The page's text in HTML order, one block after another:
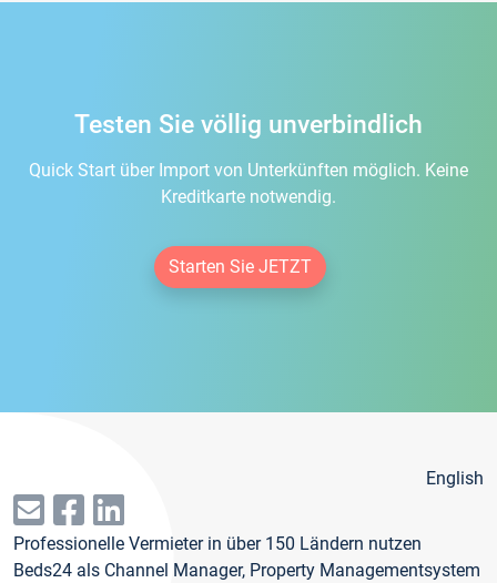
Testen Sie völlig unverbindlich
Quick Start über Import von Unterkünften möglich. Keine
Kreditkarte notwendig.
Starten Sie JETZT
English
Professionelle Vermieter in über 150 Ländern nutzen
Beds24 als Channel Manager, Property Managementsystem